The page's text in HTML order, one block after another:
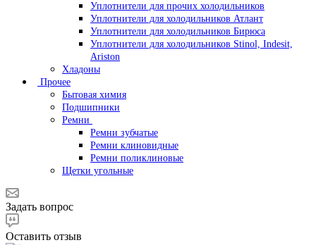
Уплотнители для прочих холодильников
Уплотнители для холодильников Атлант
Уплотнители для холодильников Бирюса
Уплотнители для холодильников Stinol, Indesit,
Ariston
Хладоны
Прочее
Бытовая химия
Подшипники
Ремни
Ремни зубчатые
Ремни клиновидные
Ремни поликлиновые
Щетки угольные
Задать вопрос
Оставить отзыв